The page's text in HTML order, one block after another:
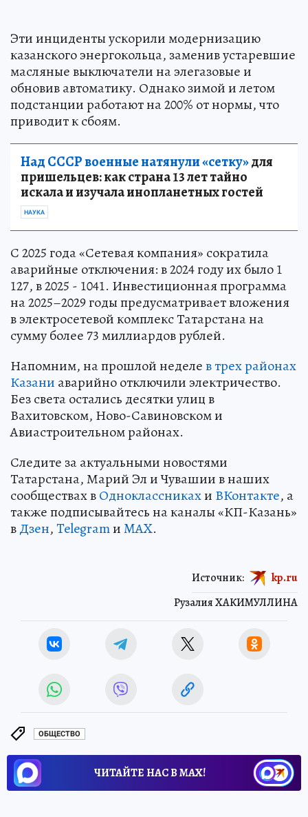
Эти инциденты ускорили модернизацию
казанского энергокольца, заменив устаревшие
масляные выключатели на элегазовые и
обновив автоматику. Однако зимой и летом
подстанции работают на 200% от нормы, что
приводит к сбоям.
Над СССР военные натянули «сетку»для
пришельцев: как страна 13 лет тайно
искала и изучала инопланетных гостей
НАУКА
С 2025 года «Сетевая компания» сократила
аварийные отключения: в 2024 году их было 1
127, в 2025 - 1041. Инвестиционная программа
на 2025–2029 годы предусматривает вложения
в электросетевой комплекс Татарстана на
сумму более 73 миллиардов рублей.
Напомним, на прошлой неделев трех районах
Казани аварийно отключили электричество.
Без света остались десятки улиц в
Вахитовском, Ново-Савиновском и
Авиастроительном районах.
Следите за актуальными новостями
Татарстана, Марий Эл и Чувашии в наших
сообществах вОдноклассникахи ВКонтакте, а
также подписывайтесь на каналы «КП-Казань»
вДзен,TelegramиMAX.
Рузалия ХАКИМУЛЛИНА
Источник: kp.ru
ОБЩЕСТВО
ЧИТАЙТЕ НАС В МАХ!